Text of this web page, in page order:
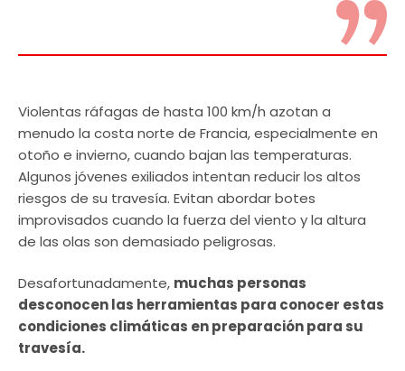
Violentas ráfagas de hasta 100 km/h azotan a
menudo la costa norte de Francia, especialmente en
otoño e invierno, cuando bajan las temperaturas.
Algunos jóvenes exiliados intentan reducir los altos
riesgos de su travesía. Evitan abordar botes
improvisados cuando la fuerza del viento y la altura
de las olas son demasiado peligrosas.
Desafortunadamente, muchas personas
desconocen las herramientas para conocer estas
condiciones climáticas en preparación para su
travesía.